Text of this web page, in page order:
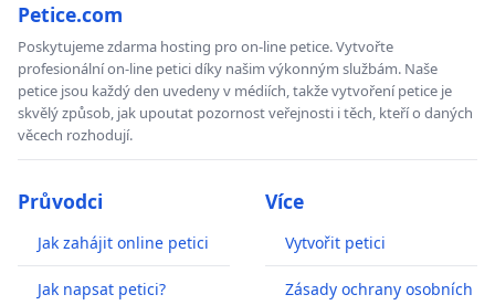
Petice.com
Poskytujeme zdarma hosting pro on-line petice. Vytvořte
profesionální on-line petici díky našim výkonným službám. Naše
petice jsou každý den uvedeny v médiích, takže vytvoření petice je
skvělý způsob, jak upoutat pozornost veřejnosti i těch, kteří o daných
věcech rozhodují.
Průvodci
Jak zahájit online petici
Jak napsat petici?
Více
Vytvořit petici
Zásady ochrany osobních